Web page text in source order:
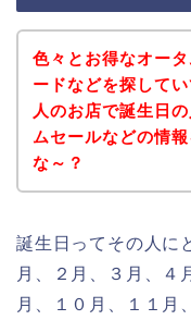
色々とお得なオー
ードなどを探して
人のお店で誕生日
ムセールなどの情
な～？
誕生日ってその人に
月、２月、３月、４
月、１０月、１１月